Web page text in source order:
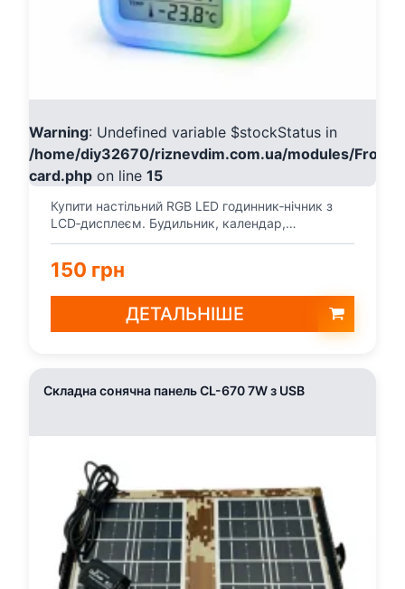
Warning: Undefined variable $stockStatus in
/home/diy32670/riznevdim.com.ua/modules/
card.php on line 15
Купити настільний RGB LED годинник‑нічник з
LCD‑дисплеєм. Будильник, календар,
температура, зміна ко...
150 грн
ДЕТАЛЬНІШЕ
Складна сонячна панель CL-670 7W з USB